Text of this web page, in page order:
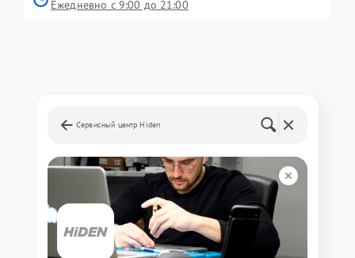
Ежедневно с 9:00 до 21:00
Сервисный центр Hiden